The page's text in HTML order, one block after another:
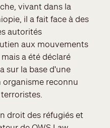
vivant dans la
il a fait face à des
autorités
aux mouvements
a été déclaré
sur la base d'une
organisme reconnu
droit des réfugiés et